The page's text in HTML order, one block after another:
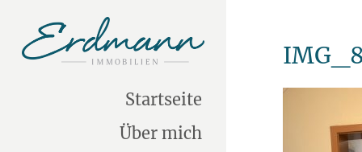
Startseite
Über mich